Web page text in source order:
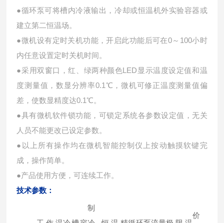
●循环泵可将槽内冷液输出，冷却或恒温机外实验容器或
建立第二恒温场。
●微机设有定时关机功能，开启此功能后可在0～100小时
内任意设置定时关机时间。
●采用双窗口，红、绿两种颜色LED显示温度设定值和温
度测量值，数显分辨率0.1℃，微机可修正温度测量值偏
差，使数显精度达0.1℃。
●具有微机软件锁功能，可锁定系统各参数设定值，无关
人员不能更改已设定参数。
●以上所有操作均在微机智能控制仪上按动触摸软键完
成，操作简单。
●产品使用方便，可连续工作。
技术参数：
制
价